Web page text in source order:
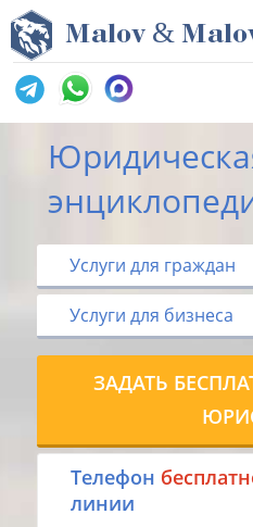
Malov & M
Услуги для граждан
Услуги для бизнеса
ЗАДАТЬ
Tелефон
линии